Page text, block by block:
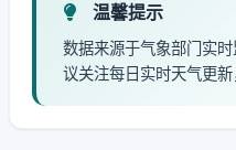
温馨提示
数据来源于气象部门实
议关注每日实时天气更新